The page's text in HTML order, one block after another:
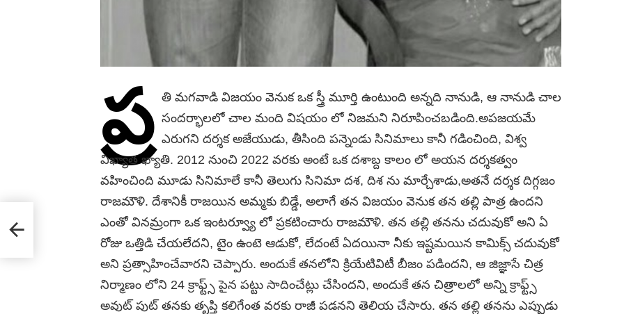
ప్ర తి మగవాడి విజయం వెనుక ఒక స్త్రీ మూర్తి ఉంటుంది అన్నది నానుడి, ఆ నానుడి చాల
సందర్భాలలో చాల మంది విషయం లో నిజమని నిరూపించబడింది.అపజయమే
ఎరుగని దర్శక అజేయుడు, తీసింది పన్నెండు సినిమాలు కానీ గడించింది, విశ్వ
విఖ్యాత ఖ్యాతి. 2012 నుంచి 2022 వరకు అంటే ఒక దశాబ్ద కాలం లో అయన దర్శకత్వం
వహించింది మూడు సినిమాలే కానీ తెలుగు సినిమా దశ, దిశ ను మార్చేశాడు,అతనే దర్శక దిగ్గజం
రాజమౌళి. దేశానికీ రాజయిన అమ్మకు బిడ్డే, అలాగే తన విజయం వెనుక తన తల్లి పాత్ర ఉందని
ఎంతో వినమ్రంగా ఒక ఇంటర్వ్యూ లో ప్రకటించారు రాజమౌళి. తన తల్లి తనను చదువుకో అని ఏ
రోజు ఒత్తిడి చేయలేదని, టైం ఉంటె ఆడుకో, లేదంటే ఏదయినా నీకు ఇష్టమయిన కామిక్స్ చదువుకో
అని ప్రత్సాహించేవారని చెప్పారు. అందుకే తనలోని క్రియేటివిటీ బీజం పడిందని, ఆ జిజ్ఞాసే చిత్ర
నిర్మాణం లోని 24 క్రాఫ్ట్స్ పైన పట్టు సాదించేట్లు చేసిందని, అందుకే తన చిత్రాలలో అన్ని క్రాఫ్ట్స్
అవుట్ పుట్ తనకు తృప్తి కలిగేంత వరకు రాజీ పడనని తెలియ చేసారు. తన తల్లి తనను ఎప్పుడు